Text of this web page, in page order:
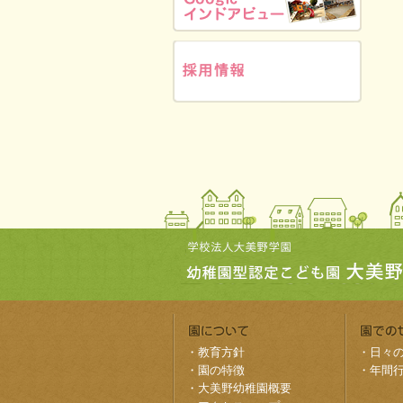
・ 教育方針
・ 園の特徴
・ 大美野幼稚園概要
・ 日々
・ 年間